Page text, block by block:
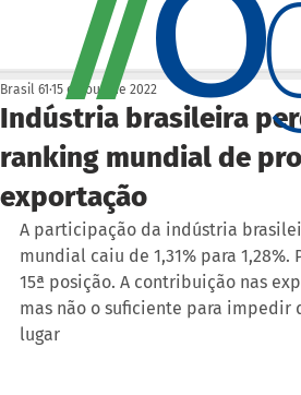
Indústria brasileira
ranking mundial de
exportação
Brasil 61 15 de out. de 2022
A participação da indústria
mundial caiu de 1,31% para 1,28%.
15ª posição. A contribuição nas
mas não o suficiente para impedir
lugar